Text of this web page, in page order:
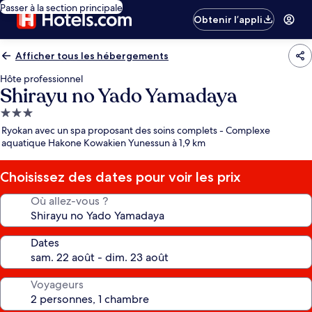
Passer à la section principale
Obtenir l’appli
Afficher tous les hébergements
Hôte professionnel
Shirayu no Yado Yamadaya
Hébergement
3.0 étoiles
Ryokan avec un spa proposant des soins complets - Complexe
aquatique Hakone Kowakien Yunessun à 1,9 km
Choisissez des dates pour voir les prix
Où allez-vous ?
Dates
Voyageurs